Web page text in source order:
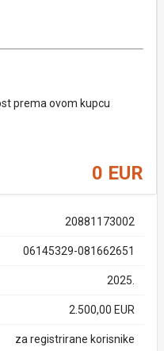
prema ovom kupcu
0 EUR
20881173002
06145329-081662651
2025.
2.500,00 EUR
za registrirane korisnike